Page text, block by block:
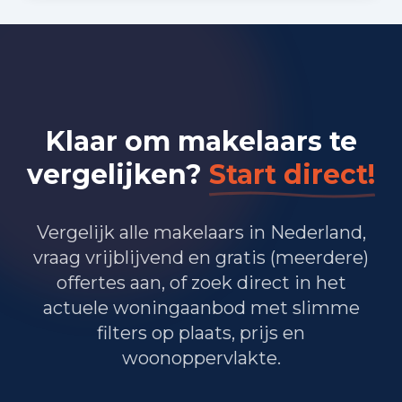
Bedrijvigheid in Utrecht (2025)
Zakelijke dienstverlening 17.065
Overheid, onderwijs en zorg 11.615
Landbouw, bosbouw en visserij 45
Vervoer, informatie en communicatie 6.690
Financiele diensten en onroerendgoed 1.850
Cultuur, recreatie en overige diensten
Klaar om makelaars te
vergelijken? Start direct!
Vergelijk alle makelaars in Nederland,
vraag vrijblijvend en gratis (meerdere)
offertes aan, of zoek direct in het
actuele woningaanbod met slimme
filters op plaats, prijs en
woonoppervlakte.